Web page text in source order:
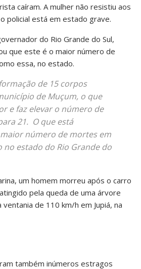
caíram. A mulher não resistiu aos
policial está em estado grave.
do Rio Grande do Sul,
que este é o maior número de
essa, no estado.
de 15 corpos
de Muçum, o que
e faz elevar o número de
21. O que está
número de mortes em
no estado do Rio Grande do
um homem morreu após o carro
pela queda de uma árvore
de 110 km/h em Jupiá, na
também inúmeros estragos